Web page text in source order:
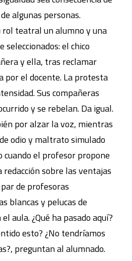
algunas personas.
rol teatral un alumno y una
el chico
y ella, tras reclamar
por el docente. La protesta
Sus compañeras
y se rebelan. Da igual.
por alzar la voz, mientras
odio y maltrato simulado
cuando el profesor propone
redacción sobre las ventajas
de profesoras
blancas y pelucas de
aula. ¿Qué ha pasado aquí?
esto? ¿No tendríamos
preguntan al alumnado.